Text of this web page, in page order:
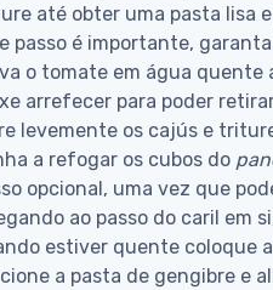
até obter uma pasta lisa
passo é importante,
o tomate em água quente
arrefecer para poder
levemente os cajús e
a refogar os cubos do
opcional, uma vez que
ao passo do caril em
estiver quente coloque
a pasta de gengibre e